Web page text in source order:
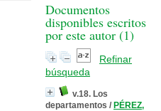
Documentos
disponibles escritos
por este autor (1)
Refinar
búsqueda
v.18. Los
departamentos / PÉREZ,